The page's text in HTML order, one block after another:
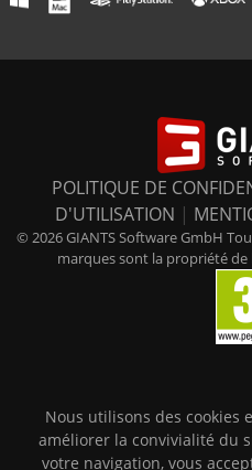
POLITIQUE DE
D'UTILISATION |
© 2026 GIANTS Software GmbH
marques sont la propriété
Nous utilisons des cookies
améliorer la convivialité du
votre navigation, vous